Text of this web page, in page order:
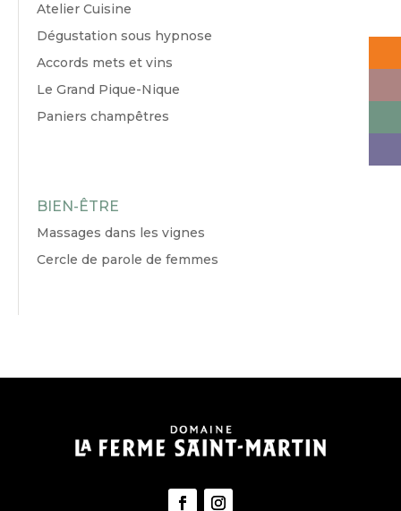
Atelier Cuisine
Dégustation sous hypnose
Accords mets et vins
Le Grand Pique-Nique
Paniers champêtres
BIEN-ÊTRE
Massages dans les vignes
Cercle de parole de femmes